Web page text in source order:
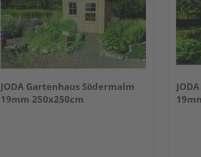
JODA Gartenhaus Södermalm
19mm 250x250cm